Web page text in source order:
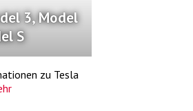
3, Model
S
zu Tesla